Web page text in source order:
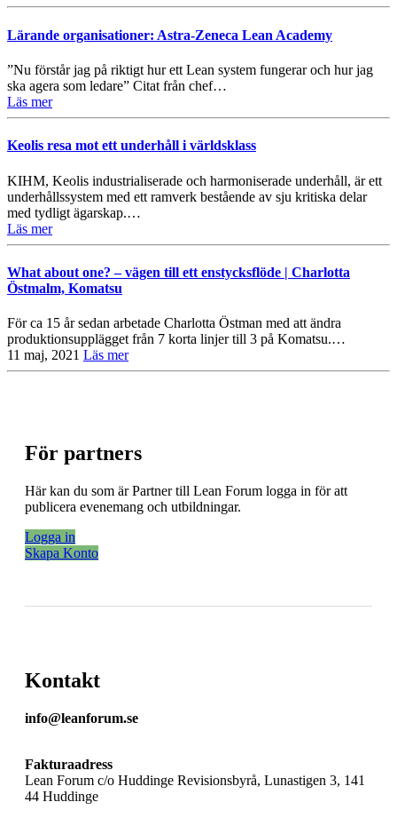
Lärande organisationer: Astra-Zeneca Lean Academy
”Nu förstår jag på riktigt hur ett Lean system fungerar och hur jag
ska agera som ledare” Citat från chef…
Läs mer
Keolis resa mot ett underhåll i världsklass
KIHM, Keolis industrialiserade och harmoniserade underhåll, är ett
underhållssystem med ett ramverk bestående av sju kritiska delar
med tydligt ägarskap.…
Läs mer
What about one? – vägen till ett enstycksflöde | Charlotta
Östmalm, Komatsu
För ca 15 år sedan arbetade Charlotta Östman med att ändra
produktionsupplägget från 7 korta linjer till 3 på Komatsu.…
11 maj, 2021 Läs mer
För partners
Här kan du som är Partner till Lean Forum logga in för att
publicera evenemang och utbildningar.
Logga in
Skapa Konto
Kontakt
info@leanforum.se
Fakturaadress
Lean Forum c/o Huddinge Revisionsbyrå, Lunastigen 3, 141
44 Huddinge